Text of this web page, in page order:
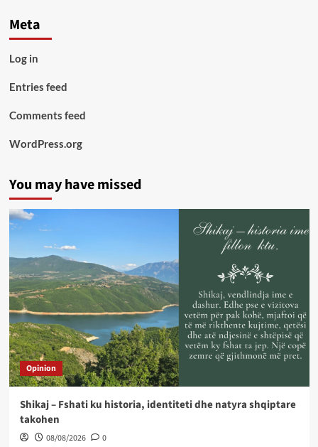
Meta
Log in
Entries feed
Comments feed
WordPress.org
You may have missed
Opinion
Shikaj – Fshati ku historia, identiteti dhe natyra shqiptare
takohen
08/08/2026 0